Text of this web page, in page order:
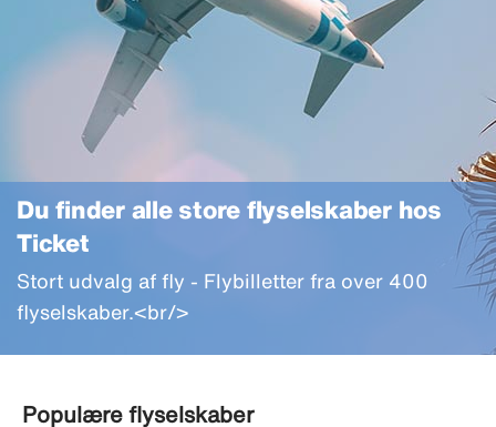
Du finder alle store flyselskaber hos
Ticket
Stort udvalg af fly - Flybilletter fra over 400
flyselskaber.<br/>
Populære flyselskaber